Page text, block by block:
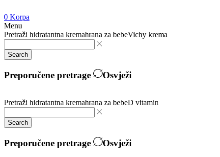
0 Korpa
Menu
Pretraži hidratantna kremahrana za bebeVichy krema
Search
Preporučene pretrage Osvježi
Pretraži hidratantna kremahrana za bebeD vitamin
Search
Preporučene pretrage
Osvježi